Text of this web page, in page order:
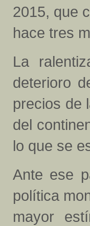
2015, que
hace tres
La
deterioro
precios de
del
lo que se
Ante ese
política
mayor